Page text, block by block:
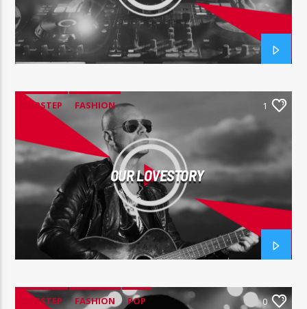
DUBSTEP FASHION 1
OUR LOVESTORY
DUBSTEP FASHION POP 0